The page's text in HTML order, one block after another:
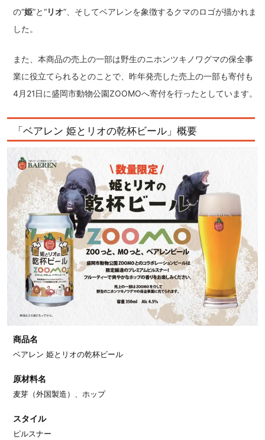
の“姫”と“リオ”、そしてベアレンを象徴するクマのロゴが描かれま
した。
また、本商品の売上の一部は野生のニホンツキノワグマの保全事
業に役立てられるとのことで、昨年発売した売上の一部も寄付も
4月21日に盛岡市動物公園ZOOMOへ寄付を行ったとしています。
「ベアレン 姫とリオの乾杯ビール」概要
商品名
ベアレン 姫とリオの乾杯ビール
原材料名
麦芽（外国製造）、ホップ
スタイル
ピルスナー